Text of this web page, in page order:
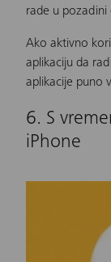
rade u pozadini
Ako aktivno
aplikaciju da
aplikacije puno
6. S
iPhone